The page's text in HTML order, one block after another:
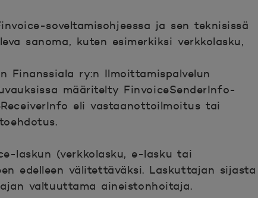
soveltamisohjeessa ja sen teknisissä
sanoma, kuten esimerkiksi verkkolasku,
Finanssiala ry:n Ilmoittamispalvelun
määritelty FinvoiceSenderInfo-
eli vastaanottoilmoitus tai
laskun (verkkolasku, e-lasku tai
edelleen välitettäväksi. Laskuttajan sijasta
valtuuttama aineistonhoitaja.